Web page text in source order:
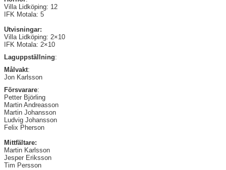
Villa Lidköping: 12
IFK Motala: 5
Utvisningar:
Villa Lidköping: 2×10
IFK Motala: 2×10
Laguppställning:
Målvakt:
Jon Karlsson
Försvarare:
Petter Björling
Martin Andreasson
Martin Johansson
Ludvig Johansson
Felix Pherson
Mittfältare:
Martin Karlsson
Jesper Eriksson
Tim Persson